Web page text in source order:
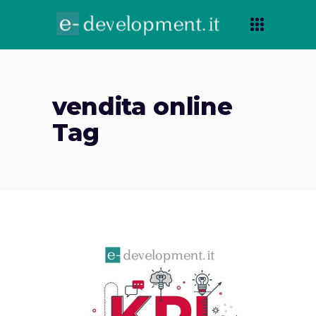
vendita online
Tag